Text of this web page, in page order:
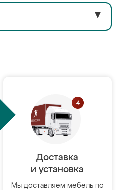
▼
Доставка
и установка
Мы доставляем мебель по